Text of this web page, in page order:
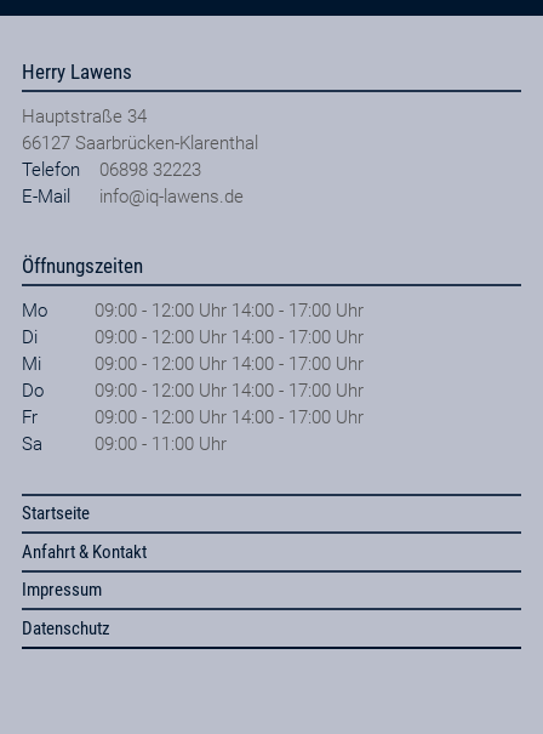
Herry Lawens
Hauptstraße 34
66127 Saarbrücken-Klarenthal
Telefon
06898 32223
E-Mail
info@iq-lawens.de
Öffnungszeiten
Mo
09:00 - 12:00 Uhr 14:00 - 17:00 Uhr
Di
09:00 - 12:00 Uhr 14:00 - 17:00 Uhr
Mi
09:00 - 12:00 Uhr 14:00 - 17:00 Uhr
Do
09:00 - 12:00 Uhr 14:00 - 17:00 Uhr
Fr
09:00 - 12:00 Uhr 14:00 - 17:00 Uhr
Sa
09:00 - 11:00 Uhr
Startseite
Anfahrt & Kontakt
Impressum
Datenschutz